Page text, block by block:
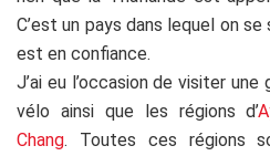
C’est un pays dans lequel on
est en confiance.
J’ai eu l’occasion de visiter
vélo ainsi que les régions d’
Chang. Toutes ces régions